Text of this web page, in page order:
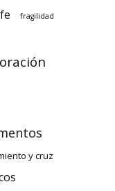
fe fragilidad
y cruz